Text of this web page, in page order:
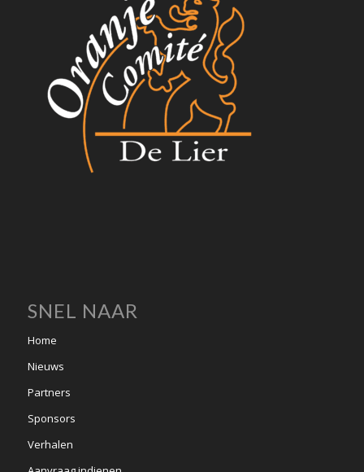
SNEL NAAR
Home
Nieuws
Partners
Sponsors
Verhalen